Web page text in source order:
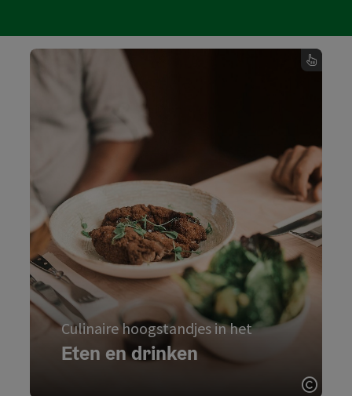
Culinaire hoogstandjes in het
Eten en drinken
Culinaire hoogstandjes in het
Eten en drinken
In het
proef je waar je eet: tussen
glooiende heuvels en ongerepte
landschappen nodigen herbergen, tavernes en
creatieve koks je uit om te genieten. Nuchter
of verfijnd - het eten wordt bereid met wat de
omringende natuur te bieden heeft.
Eten en drinken